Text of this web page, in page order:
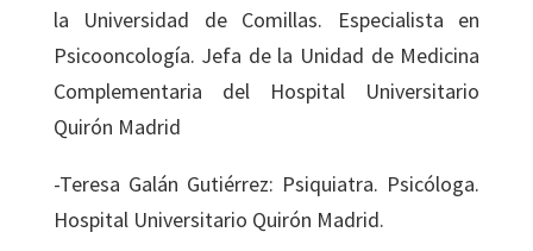
la Universidad de Comillas. Especialista en
Psicooncología. Jefa de la Unidad de Medicina
Complementaria del Hospital Universitario
Quirón Madrid
-Teresa Galán Gutiérrez: Psiquiatra. Psicóloga.
Hospital Universitario Quirón Madrid.